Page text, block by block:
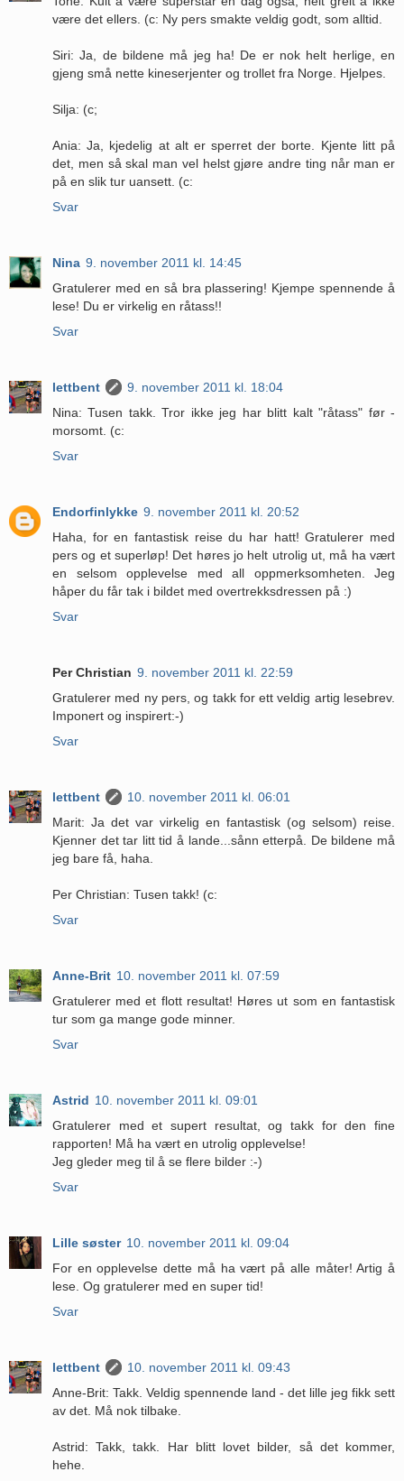
være det ellers. (c: Ny pers smakte veldig godt, som alltid.
Siri: Ja, de bildene må jeg ha! De er nok helt herlige, en
gjeng små nette kineserjenter og trollet fra Norge. Hjelpes.
Silja: (c;
Ania: Ja, kjedelig at alt er sperret der borte. Kjente litt på
det, men så skal man vel helst gjøre andre ting når man er
på en slik tur uansett. (c:
Svar
Nina 9. november 2011 kl. 14:45
Gratulerer med en så bra plassering! Kjempe spennende å
lese! Du er virkelig en råtass!!
Svar
lettbent
9. november 2011 kl. 18:04
Nina: Tusen takk. Tror ikke jeg har blitt kalt "råtass" før -
morsomt. (c:
Svar
Endorfinlykke 9. november 2011 kl. 20:52
Haha, for en fantastisk reise du har hatt! Gratulerer med
pers og et superløp! Det høres jo helt utrolig ut, må ha vært
en selsom opplevelse med all oppmerksomheten. Jeg
håper du får tak i bildet med overtrekksdressen på :)
Svar
Per Christian 9. november 2011 kl. 22:59
Gratulerer med ny pers, og takk for ett veldig artig lesebrev.
Imponert og inspirert:-)
Svar
lettbent
10. november 2011 kl. 06:01
Marit: Ja det var virkelig en fantastisk (og selsom) reise.
Kjenner det tar litt tid å lande...sånn etterpå. De bildene må
jeg bare få, haha.
Per Christian: Tusen takk! (c:
Svar
Anne-Brit 10. november 2011 kl. 07:59
Gratulerer med et flott resultat! Høres ut som en fantastisk
tur som ga mange gode minner.
Svar
Astrid 10. november 2011 kl. 09:01
Gratulerer med et supert resultat, og takk for den fine
rapporten! Må ha vært en utrolig opplevelse!
Jeg gleder meg til å se flere bilder :-)
Svar
Lille søster 10. november 2011 kl. 09:04
For en opplevelse dette må ha vært på alle måter! Artig å
lese. Og gratulerer med en super tid!
Svar
lettbent
10. november 2011 kl. 09:43
Anne-Brit: Takk. Veldig spennende land - det lille jeg fikk sett
av det. Må nok tilbake.
Astrid: Takk, takk. Har blitt lovet bilder, så det kommer,
hehe.